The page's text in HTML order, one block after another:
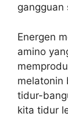
gangguan
Energen
amino
melatonin
tidur-
kita tidur